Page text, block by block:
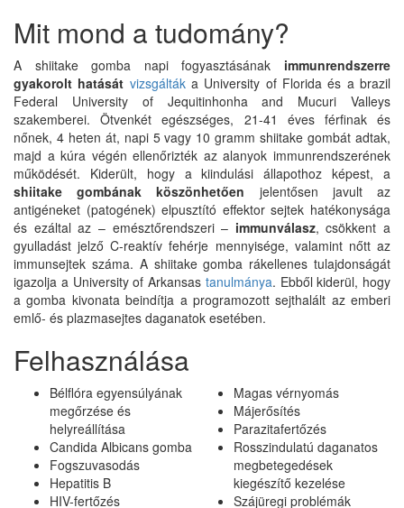
Mit mond a tudomány?
A shiitake gomba napi fogyasztásának immunrendszerre
gyakorolt hatását vizsgáltáka University of Florida és a brazil
Federal University of Jequitinhonha and Mucuri Valleys
szakemberei. Ötvenkét egészséges, 21-41 éves férfinak és
nőnek, 4 heten át, napi 5 vagy 10 gramm shiitake gombát adtak,
majd a kúra végén ellenőrizték az alanyok immunrendszerének
működését. Kiderült, hogy a kiindulási állapothoz képest, a
shiitake gombának köszönhetően jelentősen javult az
antigéneket (patogének) elpusztító effektor sejtek hatékonysága
és ezáltal az – emésztőrendszeri – immunválasz, csökkent a
gyulladást jelző C-reaktív fehérje mennyisége, valamint nőtt az
immunsejtek száma. A shiitake gomba rákellenes tulajdonságát
igazolja a University of Arkansas tanulmánya. Ebből kiderül, hogy
a gomba kivonata beindítja a programozott sejthalált az emberi
emlő- és plazmasejtes daganatok esetében.
Felhasználása
Bélflóra egyensúlyának
megőrzése és
helyreállítása
Candida Albicans gomba
Fogszuvasodás
Hepatitis B
HIV-fertőzés
Magas vérnyomás
Májerősítés
Parazitafertőzés
Rosszindulatú daganatos
megbetegedések
kiegészítő kezelése
Szájüregi problémák